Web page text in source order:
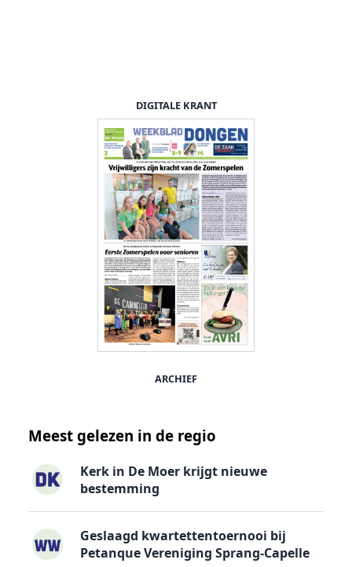
DIGITALE KRANT
ARCHIEF
Meest gelezen in de regio
Kerk in De Moer krijgt nieuwe
bestemming
Geslaagd kwartettentoernooi bij
Petanque Vereniging Sprang-Capelle